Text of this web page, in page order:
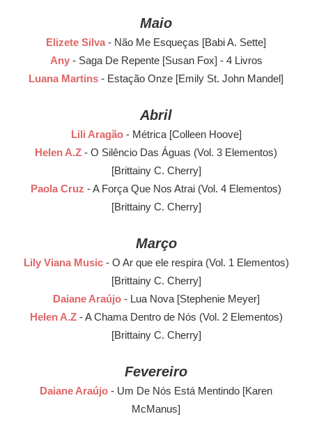
Maio
Elizete Silva- Não Me Esqueças [Babi A. Sette]
Any - Saga De Repente [Susan Fox] - 4 Livros
Luana Martins - Estação Onze [Emily St. John Mandel]
Abril
Lili Aragão - Métrica [Colleen Hoove]
Helen A.Z - O Silêncio Das Águas (Vol. 3 Elementos)
[Brittainy C. Cherry]
Paola Cruz - A Força Que Nos Atrai (Vol. 4 Elementos)
[Brittainy C. Cherry]
Março
Lily Viana Music - O Ar que ele respira (Vol. 1 Elementos)
[Brittainy C. Cherry]
Daiane Araújo - Lua Nova [Stephenie Meyer]
Helen A.Z - A Chama Dentro de Nós (Vol. 2 Elementos)
[Brittainy C. Cherry]
Fevereiro
Daiane Araújo - Um De Nós Está Mentindo [Karen
McManus]